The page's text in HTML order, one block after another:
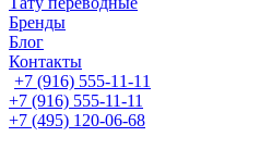
Бренды
Блог
Контакты
+7 (916) 555-11-11
+7 (916) 555-11-11
+7 (495) 120-06-68